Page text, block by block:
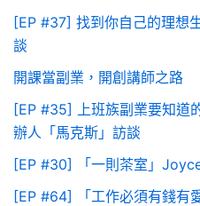
[EP #37] 找到你自己的理想
談
開課當副業，開創講師之路
[EP #35] 上班族副業要知道
辦人「馬克斯」訪談
[EP #30] 「一則茶室」
[EP #64] 「工作必須有錢有